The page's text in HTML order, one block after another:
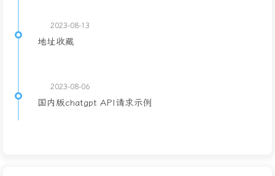
2023-08-13
地址收藏
2023-08-06
国内版chatgpt API请求示例